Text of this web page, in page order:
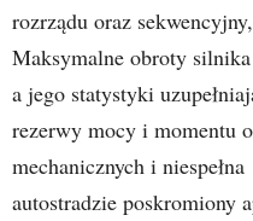
rozrządu oraz
Maksymalne obroty
a jego statystyki
rezerwy mocy i momentu
mechanicznych i
autostradzie poskromiony